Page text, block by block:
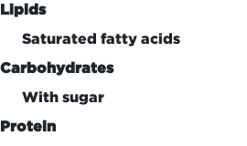
Lipids
Saturated fatty acids
Carbohydrates
With sugar
Protein